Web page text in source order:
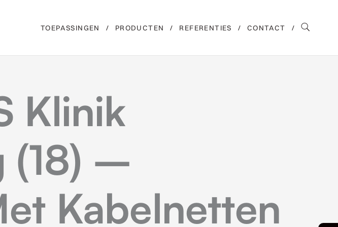
TOEPASSINGEN PRODUCTEN REFERENTIES CONTACT
Klinik
(18) –
Kabelnetten